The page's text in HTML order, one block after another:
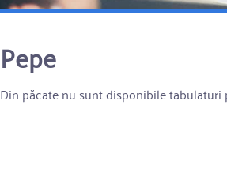
Pepe
Din păcate nu sunt disponibile